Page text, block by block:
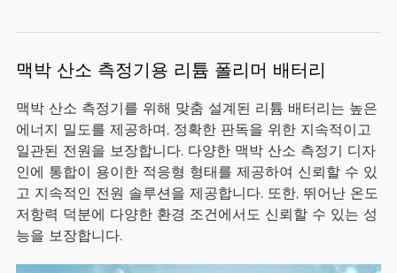
맥박 산소 측정기용 리튬 폴리머 배터리
맥박 산소 측정기를 위해 맞춤 설계된 리튬 배터리는 높은
에너지 밀도를 제공하며, 정확한 판독을 위한 지속적이고
일관된 전원을 보장합니다. 다양한 맥박 산소 측정기 디자
인에 통합이 용이한 적응형 형태를 제공하여 신뢰할 수 있
고 지속적인 전원 솔루션을 제공합니다. 또한, 뛰어난 온도
저항력 덕분에 다양한 환경 조건에서도 신뢰할 수 있는 성
능을 보장합니다.